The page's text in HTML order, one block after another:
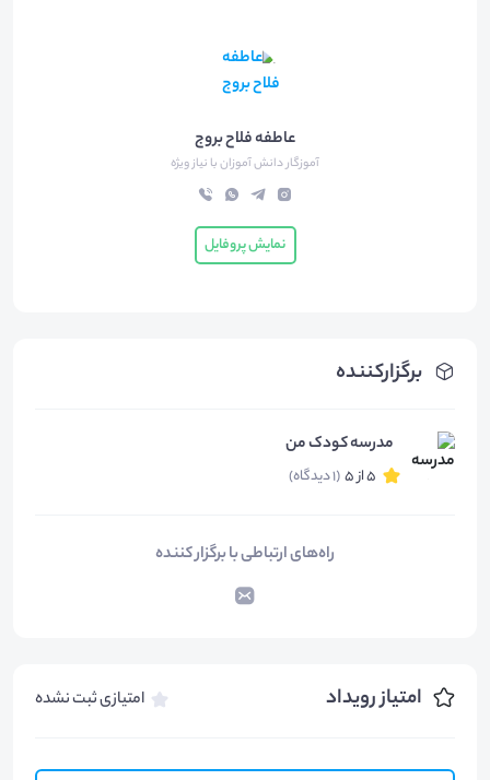
برگزارکننده
مدرسه کودک من
5 از 5 (1 دیدگاه)
راه‌های ارتباطی با برگزار کننده
امتیاز رویداد امتیازی ثبت نشده
عاطفه فلاح بروج
آموزگار دانش آموزان با نیاز ویژه
نمایش پروفایل